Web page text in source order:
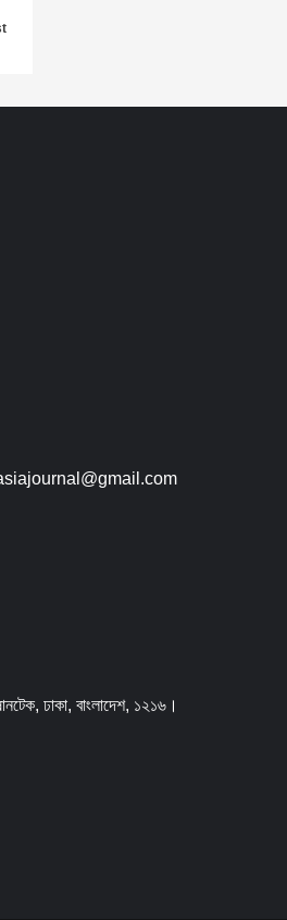
ঢাকা, বাংলাদেশ, ১২১৬।